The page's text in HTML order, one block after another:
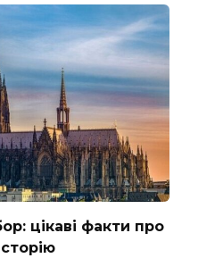
цікаві факти про